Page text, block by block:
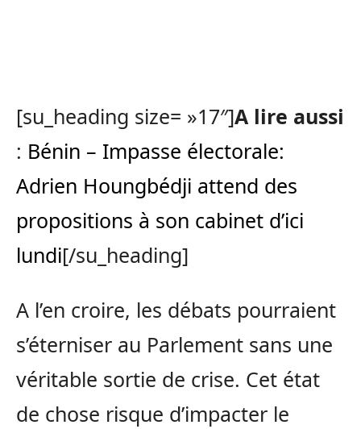
[su_heading size= »17″]A lire aussi
: Bénin – Impasse électorale:
Adrien Houngbédji attend des
propositions à son cabinet d’ici
lundi[/su_heading]
A l’en croire, les débats pourraient
s’éterniser au Parlement sans une
véritable sortie de crise. Cet état
de chose risque d’impacter le